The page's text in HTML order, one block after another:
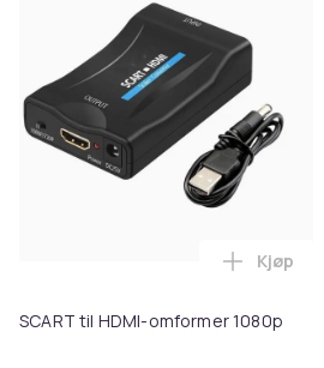
SCART til HDMI-omformer 1080p
Legg
Kjøp